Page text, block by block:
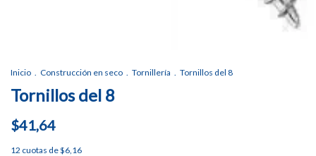
Inicio Construcción en seco Tornillería Tornillos del 8
Tornillos del 8
$41,64
12 cuotas de$6,16